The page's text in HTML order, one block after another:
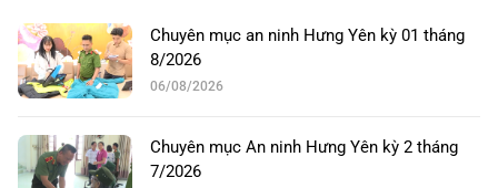
Chuyên mục an ninh Hưng Yên kỳ 01 tháng
8/2026
06/08/2026
Chuyên mục An ninh Hưng Yên kỳ 2 tháng
7/2026